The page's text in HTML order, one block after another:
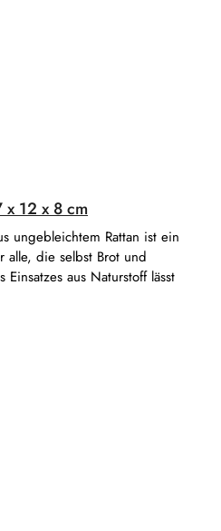
x 12 x 8 cm
ungebleichtem Rattan ist ein
alle, die selbst Brot und
aus Naturstoff lässt